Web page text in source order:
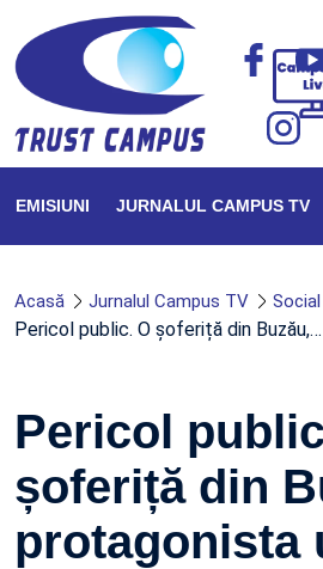
EMISIUNI JURNALUL CAMPUS TV
Acasă Jurnalul Campus TV Social
Pericol public. O șoferiță din Buzău,…
Pericol
șoferiță din
protagonista